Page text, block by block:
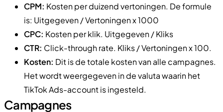
CPM: Kosten per duizend vertoningen. De formule
is: Uitgegeven / Vertoningen x 1000
CPC: Kosten per klik. Uitgegeven / Kliks
CTR: Click-through rate. Kliks / Vertoningen x 100.
Kosten: Dit is de totale kosten van alle campagnes.
Het wordt weergegeven in de valuta waarin het
TikTok Ads-account is ingesteld.
Campagnes